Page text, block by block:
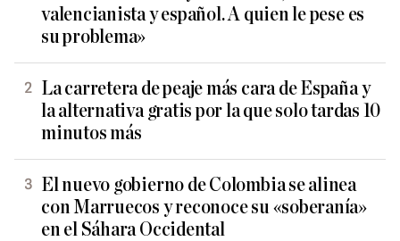
valencianista y español. A quien le pese es
su problema»
La carretera de peaje más cara de España y
la alternativa gratis por la que solo tardas 10
minutos más
El nuevo gobierno de Colombia se alinea
con Marruecos y reconoce su «soberanía»
en el Sáhara Occidental